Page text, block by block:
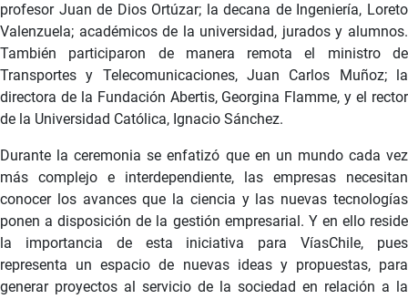
profesor Juan de Dios Ortúzar; la decana de Ingeniería, Loreto
Valenzuela; académicos de la universidad, jurados y alumnos.
También participaron de manera remota el ministro de
Transportes y Telecomunicaciones, Juan Carlos Muñoz; la
directora de la Fundación Abertis, Georgina Flamme, y el rector
de la Universidad Católica, Ignacio Sánchez.
Durante la ceremonia se enfatizó que en un mundo cada vez
más complejo e interdependiente, las empresas necesitan
conocer los avances que la ciencia y las nuevas tecnologías
ponen a disposición de la gestión empresarial. Y en ello reside
la importancia de esta iniciativa para VíasChile, pues
representa un espacio de nuevas ideas y propuestas, para
generar proyectos al servicio de la sociedad en relación a la